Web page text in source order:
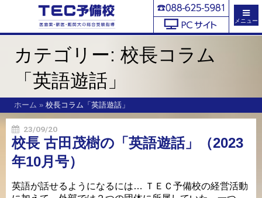
メニュー
カテゴリー: 校長コラム
「英語遊話」
ホーム » 校長コラム「英語遊話」
23/09/20
校長 古田茂樹の「英語遊話」（2023
年10月号）
英語が話せるようになるには… ＴＥＣ予備校の経営活動